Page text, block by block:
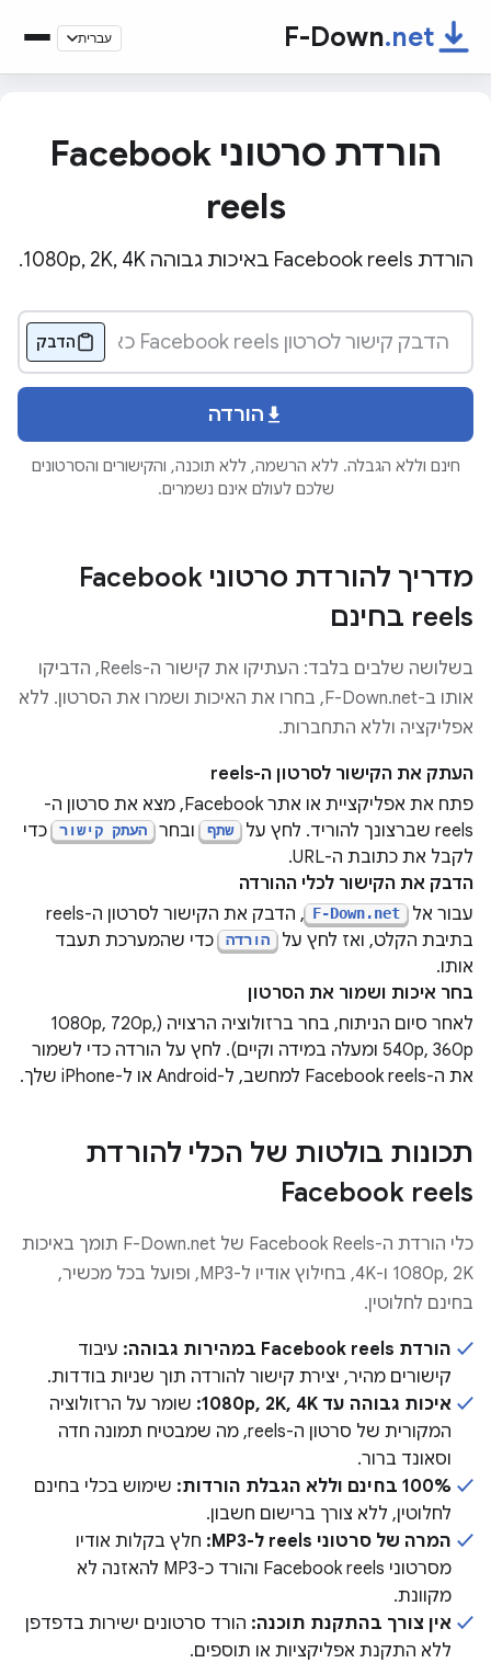
F-Down.net עברית
הורדת סרטוני Facebook
reels
הורדת Facebook reels באיכות גבוהה 1080p, 2K, 4K.
הדבק
הורדה
חינם וללא הגבלה. ללא הרשמה, ללא תוכנה, והקישורים והסרטונים
שלכם לעולם אינם נשמרים.
מדריך להורדת סרטוני Facebook
reels בחינם
בשלושה שלבים בלבד: העתיקו את קישור ה-Reels, הדביקו
אותו ב-F-Down.net, בחרו את האיכות ושמרו את הסרטון. ללא
אפליקציה וללא התחברות.
העתק את הקישור לסרטון ה-reels
פתח את אפליקציית או אתר Facebook, מצא את סרטון ה-
reels שברצונך להוריד. לחץ על
שתף ובחר העתק קישור כדי
לקבל את כתובת ה-URL.
הדבק את הקישור לכלי ההורדה
עבור אל F-Down.net
, הדבק את הקישור לסרטון ה-reels
בתיבת הקלט, ואז לחץ על הורדה כדי שהמערכת תעבד
אותו.
בחר איכות ושמור את הסרטון
לאחר סיום הניתוח, בחר ברזולוציה הרצויה (1080p, 720p,
540p, 360p ומעלה במידה וקיים). לחץ על הורדה כדי לשמור
את ה-Facebook reels למחשב, ל-Android או ל-iPhone שלך.
תכונות בולטות של הכלי להורדת
Facebook reels
כלי הורדת ה-Facebook Reels של F-Down.net תומך באיכות
1080p, 2K ו-4K, בחילוץ אודיו ל-MP3, ופועל בכל מכשיר,
בחינם לחלוטין.
הורדת Facebook reels במהירות גבוהה:
עיבוד
קישורים מהיר, יצירת קישור להורדה תוך שניות בודדות.
איכות גבוהה עד 1080p, 2K, 4K:
שומר על הרזולוציה
המקורית של סרטון ה-reels, מה שמבטיח תמונה חדה
וסאונד ברור.
100% בחינם וללא הגבלת הורדות:
שימוש בכלי בחינם
לחלוטין, ללא צורך ברישום חשבון.
המרה של סרטוני reels ל-MP3:
חלץ בקלות אודיו
מסרטוני Facebook reels והורד כ-MP3 להאזנה לא
מקוונת.
אין צורך בהתקנת תוכנה: הורד סרטונים ישירות בדפדפן
ללא התקנת אפליקציות או תוספים.